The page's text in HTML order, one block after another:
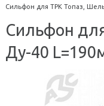
Сильфон для ТРК Топаз,
Сильфон
Ду-40